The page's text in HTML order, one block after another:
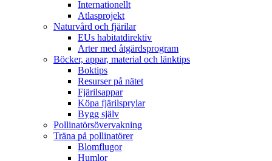
Internationellt
Atlasprojekt
Naturvård och fjärilar
EUs habitatdirektiv
Arter med åtgärdsprogram
Böcker, appar, material och länktips
Boktips
Resurser på nätet
Fjärilsappar
Köpa fjärilsprylar
Bygg själv
Pollinatörsövervakning
Träna på pollinatörer
Blomflugor
Humlor